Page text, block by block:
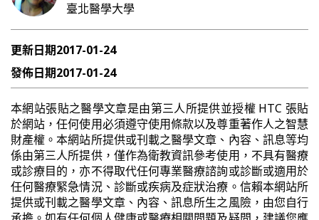
臺北醫學大學
更新日期2017-01-24
發佈日期2017-01-24
本網站張貼之醫學文章是由第三人所提供並授權 HTC 張貼
於網站，任何使用必須遵守使用條款以及尊重著作人之智慧
財產權。本網站所提供或刊載之醫學文章、內容、訊息等均
係由第三人所提供，僅作為衛教資訊參考使用，不具有醫療
或診療目的，亦不得取代任何專業醫療諮詢或診斷或適用於
任何醫療緊急情況、診斷或疾病及症狀治療。信賴本網站所
提供或刊載之醫學文章、內容、訊息所生之風險，由您自行